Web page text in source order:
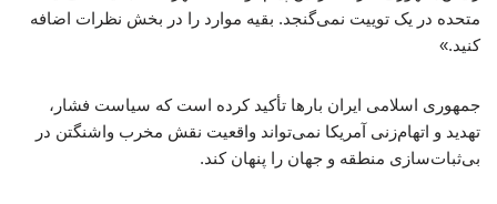
متحده در یک توییت نمی‌گنجد. بقیه موارد را در بخش نظرات اضافه
کنید.»
جمهوری اسلامی ایران بارها تأکید کرده است که سیاست فشار،
تهدید و اتهام‌زنی آمریکا نمی‌تواند واقعیت نقش مخرب واشنگتن در
بی‌ثبات‌سازی منطقه و جهان را پنهان کند.